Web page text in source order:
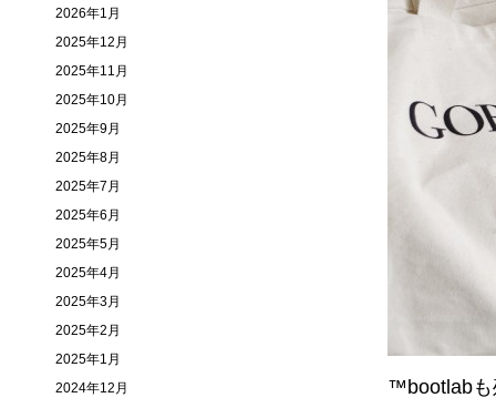
™️bootlabも
2026年1月
2025年12月
2025年11月
2025年10月
2025年9月
2025年8月
2025年7月
2025年6月
2025年5月
2025年4月
2025年3月
2025年2月
2025年1月
2024年12月